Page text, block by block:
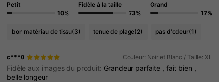
Petit
10%
Fidèle à la taille
73%
Grand
17%
bon matériau de tissu(3) tenue de plage(2) pas d'odeur(1)
c***0 Couleur: Noir et Blanc / Taille: XL
Fidèle aux images du produit: Grandeur parfaite ,fait bien ,
belle longeur